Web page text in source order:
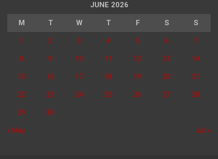
JUNE 2026
M T W T F S S
1 2 3 4 5 6 7
8 9 10 11 12 13 14
15 16 17 18 19 20 21
22 23 24 25 26 27 28
29 30
« May Jul »